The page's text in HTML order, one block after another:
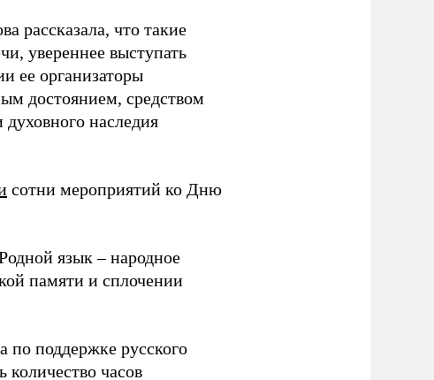
рассказала, что такие
увереннее выступать
ее организаторы
достоянием, средством
наследия
сотни мероприятий ко Дню
язык – народное
памяти и сплочении
по поддержке русского
количество часов